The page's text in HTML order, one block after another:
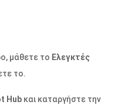
μάθετε το Ελεγκτές
το.
Hub και καταργήστε την